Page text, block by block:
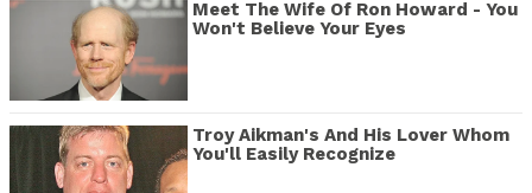
Meet The Wife Of Ron Howard - You
Won't Believe Your Eyes
Troy Aikman's And His Lover Whom
You'll Easily Recognize